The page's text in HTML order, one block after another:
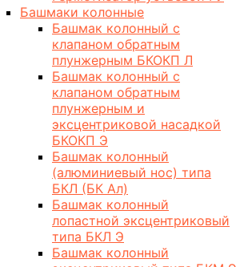
Башмаки колонные
Башмак колонный с
клапаном обратным
плунжерным БКОКП Л
Башмак колонный с
клапаном обратным
плунжерным и
эксцентриковой насадкой
БКОКП Э
Башмак колонный
(алюминиевый нос) типа
БКЛ (БК Ал)
Башмак колонный
лопастной эксцентриковый
типа БКЛ Э
Башмак колонный